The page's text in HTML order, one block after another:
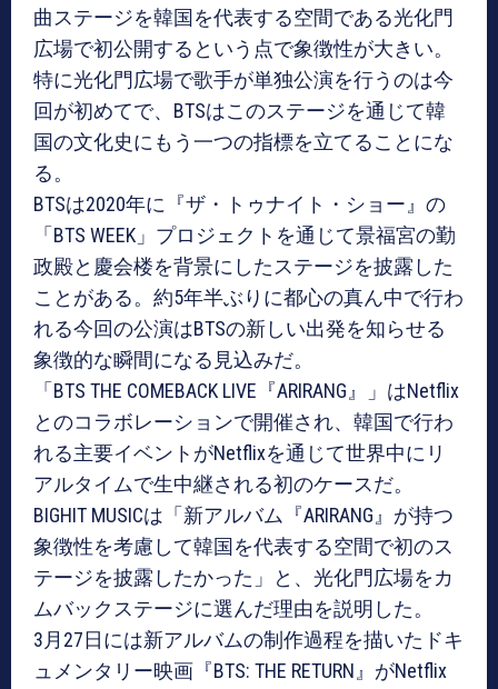
曲ステージを韓国を代表する空間である光化門
広場で初公開するという点で象徴性が大きい。
特に光化門広場で歌手が単独公演を行うのは今
回が初めてで、BTSはこのステージを通じて韓
国の文化史にもう一つの指標を立てることにな
る。
BTSは2020年に『ザ・トゥナイト・ショー』の
「BTS WEEK」プロジェクトを通じて景福宮の勤
政殿と慶会楼を背景にしたステージを披露した
ことがある。約5年半ぶりに都心の真ん中で行わ
れる今回の公演はBTSの新しい出発を知らせる
象徴的な瞬間になる見込みだ。
「BTS THE COMEBACK LIVE『ARIRANG』」はNetflix
とのコラボレーションで開催され、韓国で行わ
れる主要イベントがNetflixを通じて世界中にリ
アルタイムで生中継される初のケースだ。
BIGHIT MUSICは「新アルバム『ARIRANG』が持つ
象徴性を考慮して韓国を代表する空間で初のス
テージを披露したかった」と、光化門広場をカ
ムバックステージに選んだ理由を説明した。
3月27日には新アルバムの制作過程を描いたドキ
ュメンタリー映画『BTS: THE RETURN』がNetflix